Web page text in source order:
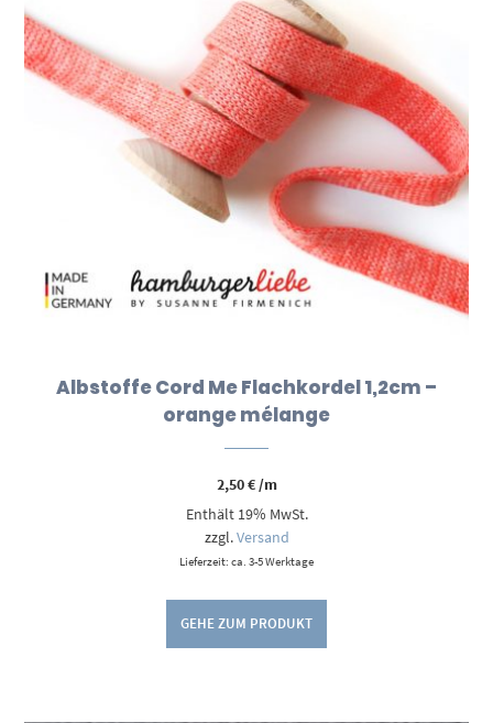
Albstoffe Cord Me Flachkordel 1,2cm –
orange mélange
2,50€/m
Enthält 19% MwSt.
zzgl.Versand
Lieferzeit: ca. 3-5 Werktage
GEHE ZUM PRODUKT